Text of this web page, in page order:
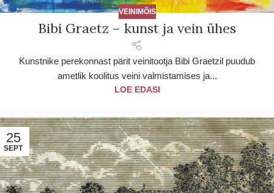
VEINIMÕIS
Bibi Graetz – kunst ja vein ühes
Kunstnike perekonnast pärit veinitootja Bibi Graetzil puudub
ametlik koolitus veini valmistamises ja...
LOE EDASI
25
SEPT